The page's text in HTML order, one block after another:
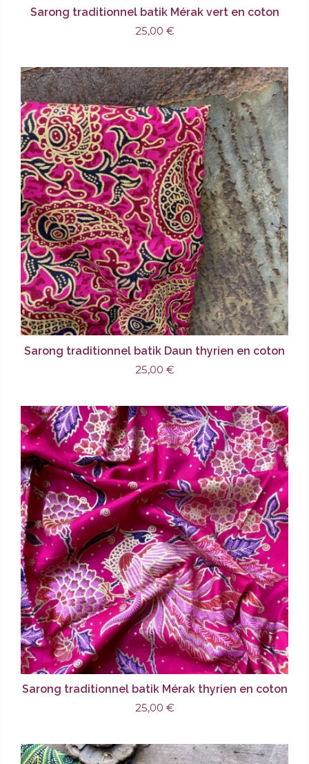
Sarong traditionnel batik Mérak vert en coton
25,00 €
Sarong traditionnel batik Daun thyrien en coton
25,00 €
Sarong traditionnel batik Mérak thyrien en coton
25,00 €